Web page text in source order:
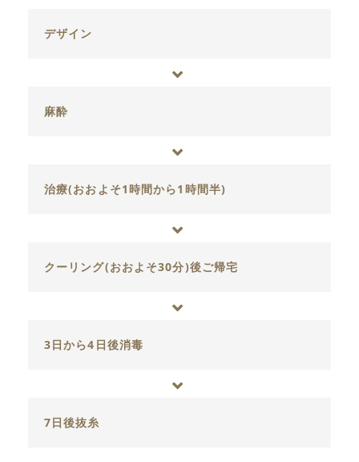
デザイン
麻酔
治療(おおよそ1時間から1時間半)
クーリング(おおよそ30分)後ご帰宅
3日から4日後消毒
7日後抜糸